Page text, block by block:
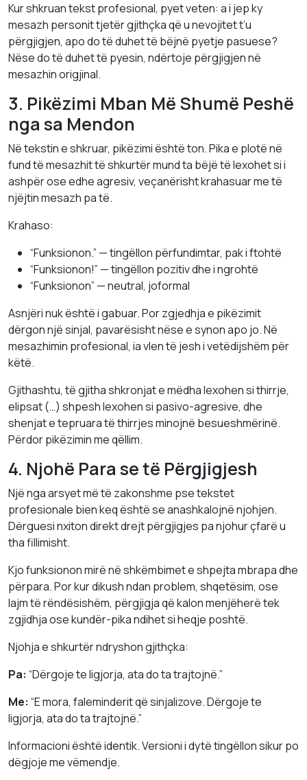
Kur shkruan tekst profesional, pyet veten: a i jep ky
mesazh personit tjetër gjithçka që u nevojitet t’u
përgjigjen, apo do të duhet të bëjnë pyetje pasuese?
Nëse do të duhet të pyesin, ndërtoje përgjigjen në
mesazhin origjinal.
3. Pikëzimi Mban Më Shumë Peshë
nga sa Mendon
Në tekstin e shkruar, pikëzimi është ton. Pika e plotë në
fund të mesazhit të shkurtër mund ta bëjë të lexohet si i
ashpër ose edhe agresiv, veçanërisht krahasuar me të
njëjtin mesazh pa të.
Krahaso:
“Funksionon.” — tingëllon përfundimtar, pak i ftohtë
“Funksionon!” — tingëllon pozitiv dhe i ngrohtë
“Funksionon” — neutral, joformal
Asnjëri nuk është i gabuar. Por zgjedhja e pikëzimit
dërgon një sinjal, pavarësisht nëse e synon apo jo. Në
mesazhimin profesional, ia vlen të jesh i vetëdijshëm për
këtë.
Gjithashtu, të gjitha shkronjat e mëdha lexohen si thirrje,
elipsat (…) shpesh lexohen si pasivo-agresive, dhe
shenjat e tepruara të thirrjes minojnë besueshmërinë.
Përdor pikëzimin me qëllim.
4. Njohë Para se të Përgjigjesh
Një nga arsyet më të zakonshme pse tekstet
profesionale bien keq është se anashkalojnë njohjen.
Dërguesi nxiton direkt drejt përgjigjes pa njohur çfarë u
tha fillimisht.
Kjo funksionon mirë në shkëmbimet e shpejta mbrapa dhe
përpara. Por kur dikush ndan problem, shqetësim, ose
lajm të rëndësishëm, përgjigja që kalon menjëherë tek
zgjidhja ose kundër-pika ndihet si heqje poshtë.
Njohja e shkurtër ndryshon gjithçka:
Pa: “Dërgoje te ligjorja, ata do ta trajtojnë.”
Me: “E mora, faleminderit që sinjalizove. Dërgoje te
ligjorja, ata do ta trajtojnë.”
Informacioni është identik. Versioni i dytë tingëllon sikur po
dëgjoje me vëmendje.